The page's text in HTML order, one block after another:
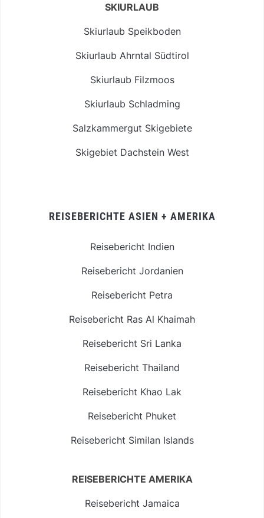
SKIURLAUB
Skiurlaub Speikboden
Skiurlaub Ahrntal Südtirol
Skiurlaub Filzmoos
Skiurlaub Schladming
Salzkammergut Skigebiete
Skigebiet Dachstein West
REISEBERICHTE ASIEN + AMERIKA
Reisebericht Indien
Reisebericht Jordanien
Reisebericht Petra
Reisebericht Ras Al Khaimah
Reisebericht Sri Lanka
Reisebericht Thailand
Reisebericht Khao Lak
Reisebericht Phuket
Reisebericht Similan Islands
REISEBERICHTE AMERIKA
Reisebericht Jamaica